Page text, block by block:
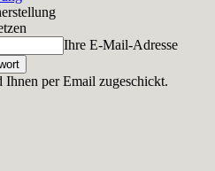
Ihre E-Mail-Adresse
per Email zugeschickt.